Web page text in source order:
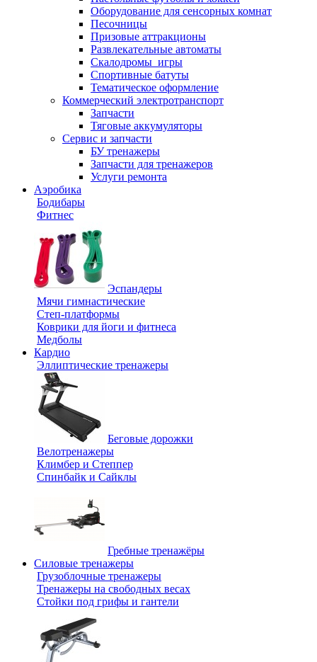
Оборудование для сенсорных комнат
Песочницы
Призовые аттракционы
Развлекательные автоматы
Скалодромы_игры
Спортивные батуты
Тематическое оформление
Коммерческий электротранспорт
Запчасти
Тяговые аккумуляторы
Сервис и запчасти
БУ тренажеры
Запчасти для тренажеров
Услуги ремонта
Аэробика
Бодибары
Фитнес
Эспандеры
Мячи гимнастические
Степ-платформы
Коврики для йоги и фитнеса
Медболы
Кардио
Эллиптические тренажеры
Беговые дорожки
Велотренажеры
Климбер и Степпер
Спинбайк и Сайклы
Гребные тренажёры
Силовые тренажеры
Грузоблочные тренажеры
Тренажеры на свободных весах
Стойки под грифы и гантели